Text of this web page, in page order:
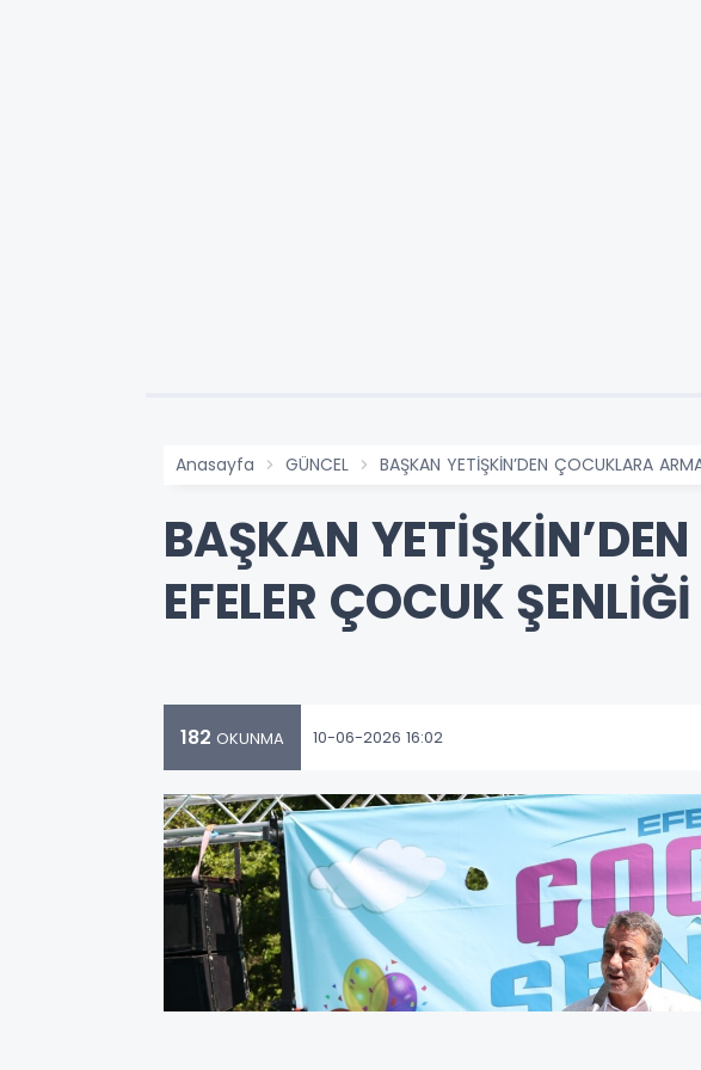
Anasayfa GÜNCEL BAŞKAN YETİŞKİN’DEN ÇOCUKLARA
BAŞKAN
EFELER ÇOCUK ŞENLİĞİ
182 OKUNMA 10-06-2026 16:02